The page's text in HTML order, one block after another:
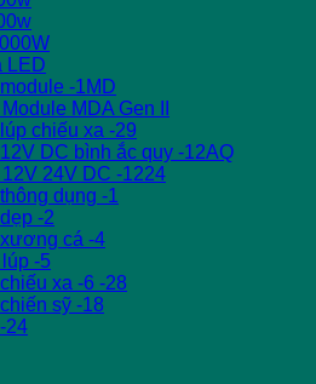
LED
-1MD
MDA Gen II
chiếu xa -29
DC bình ắc quy -12AQ
24V DC -1224
dụng -1
-2
cá -4
-5
xa -6 -28
sỹ -18
24